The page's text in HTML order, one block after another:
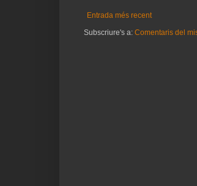
Entrada més recent
Subscriure's a: Comentaris del